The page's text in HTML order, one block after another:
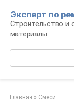
контенту
Эксперт по
Строительство и
материалы
Главная » Смеси